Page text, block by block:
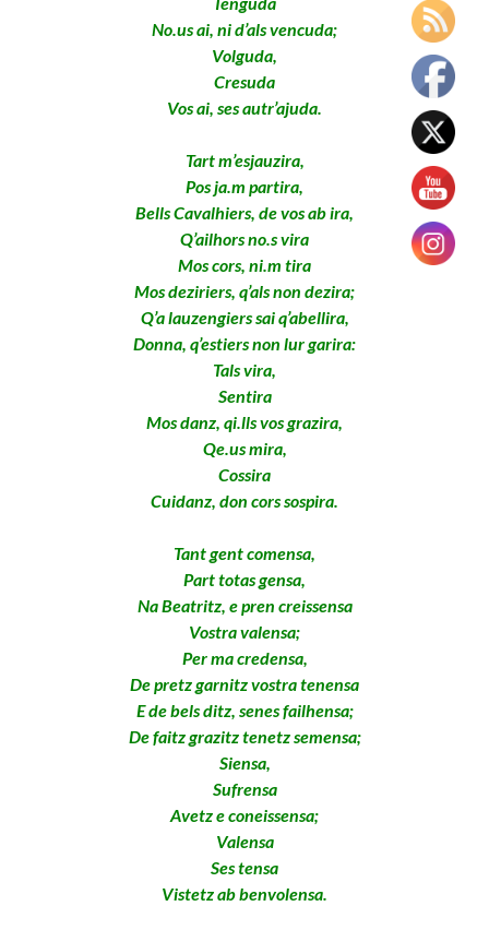
No.us ai, ni d’als vencuda;
Volguda,
Cresuda
Vos ai, ses autr’ajuda.
Tart m’esjauzira,
Pos ja.m partira,
Bells Cavalhiers, de vos ab ira,
Q’ailhors no.s vira
Mos cors, ni.m tira
Mos deziriers, q’als non dezira;
Q’a lauzengiers sai q’abellira,
Donna, q’estiers non lur garira:
Tals vira,
Sentira
Mos danz, qi.lls vos grazira,
Qe.us mira,
Cossira
Cuidanz, don cors sospira.
Tant gent comensa,
Part totas gensa,
Na Beatritz, e pren creissensa
Vostra valensa;
Per ma credensa,
De pretz garnitz vostra tenensa
E de bels ditz, senes failhensa;
De faitz grazitz tenetz semensa;
Siensa,
Sufrensa
Avetz e coneissensa;
Valensa
Ses tensa
Vistetz ab benvolensa.